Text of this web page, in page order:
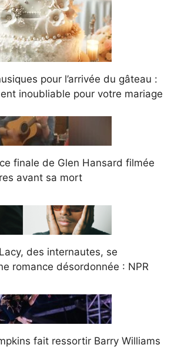
pour l’arrivée du gâteau :
inoubliable pour votre mariage
finale de Glen Hansard filmée
avant sa mort
des internautes, se
romance désordonnée : NPR
fait ressortir Barry Williams